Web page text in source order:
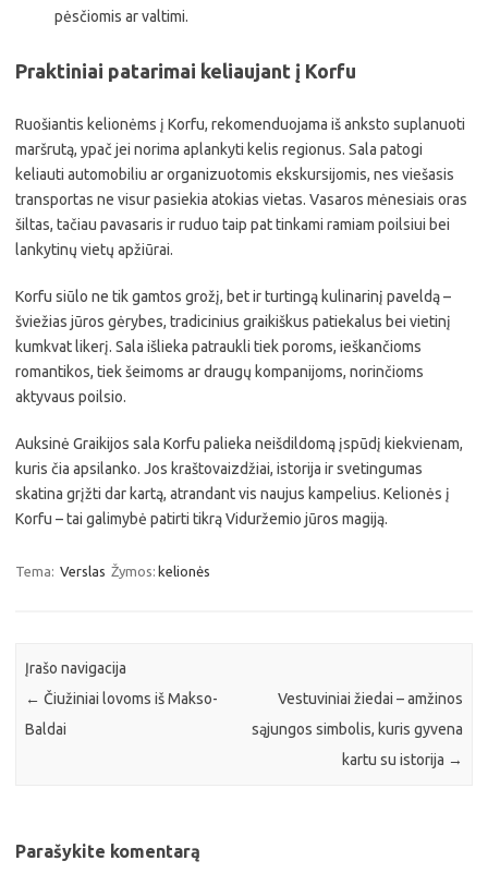
pėsčiomis ar valtimi.
Praktiniai patarimai keliaujant į Korfu
Ruošiantis kelionėms į Korfu, rekomenduojama iš anksto suplanuoti
maršrutą, ypač jei norima aplankyti kelis regionus. Sala patogi
keliauti automobiliu ar organizuotomis ekskursijomis, nes viešasis
transportas ne visur pasiekia atokias vietas. Vasaros mėnesiais oras
šiltas, tačiau pavasaris ir ruduo taip pat tinkami ramiam poilsiui bei
lankytinų vietų apžiūrai.
Korfu siūlo ne tik gamtos grožį, bet ir turtingą kulinarinį paveldą –
šviežias jūros gėrybes, tradicinius graikiškus patiekalus bei vietinį
kumkvat likerį. Sala išlieka patraukli tiek poroms, ieškančioms
romantikos, tiek šeimoms ar draugų kompanijoms, norinčioms
aktyvaus poilsio.
Auksinė Graikijos sala Korfu palieka neišdildomą įspūdį kiekvienam,
kuris čia apsilanko. Jos kraštovaizdžiai, istorija ir svetingumas
skatina grįžti dar kartą, atrandant vis naujus kampelius. Kelionės į
Korfu – tai galimybė patirti tikrą Viduržemio jūros magiją.
Tema: Verslas Žymos: kelionės
Įrašo navigacija
← Čiužiniai lovoms iš Makso-
Baldai
Vestuviniai žiedai – amžinos
sąjungos simbolis, kuris gyvena
kartu su istorija →
Parašykite komentarą